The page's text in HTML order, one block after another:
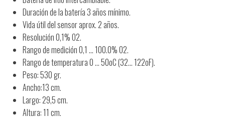
Duración de la batería 3 años mínimo.
Vida útil del sensor aprox. 2 años.
Resolución 0,1% O2.
Rango de medición 0,1 … 100.0% O2.
Rango de temperatura 0 … 50oC (32… 122oF).
Peso: 530 gr.
Ancho:13 cm.
Largo: 29,5 cm.
Altura: 11 cm.